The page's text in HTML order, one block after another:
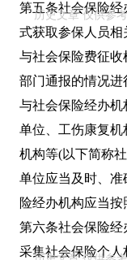
第五条社会保险
式获取参保人员相
与社会保险费征
部门通报的情况进
与社会保险经办
单位、工伤康复
机构等(以下简称
单位应当及时、
险经办机构应当按
第六条社会保险
采集社会保险个人